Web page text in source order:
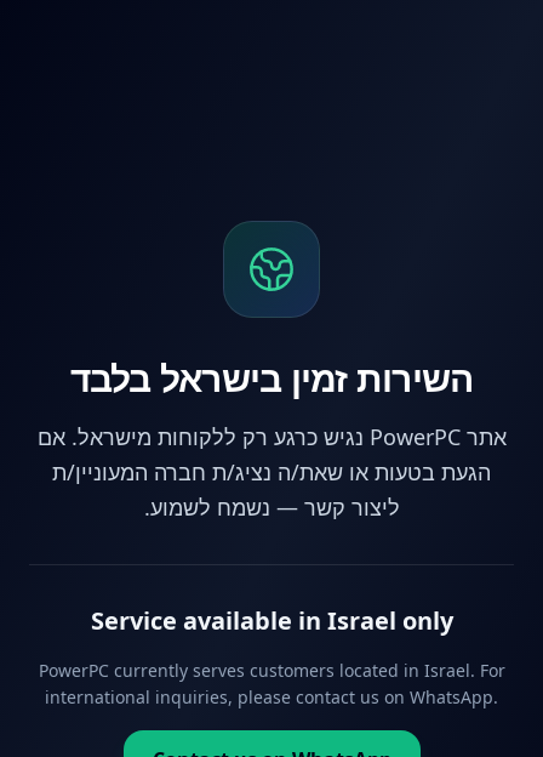
השירות זמין בישראל בלבד
אתר PowerPC נגיש כרגע רק ללקוחות מישראל. אם
הגעת בטעות או שאת/ה נציג/ת חברה המעוניין/ת
ליצור קשר — נשמח לשמוע.
Service available in Israel only
PowerPC currently serves customers located in Israel. For
international inquiries, please contact us on WhatsApp.